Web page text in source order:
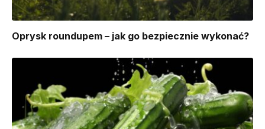
Oprysk roundupem – jak go bezpiecznie wykonać?